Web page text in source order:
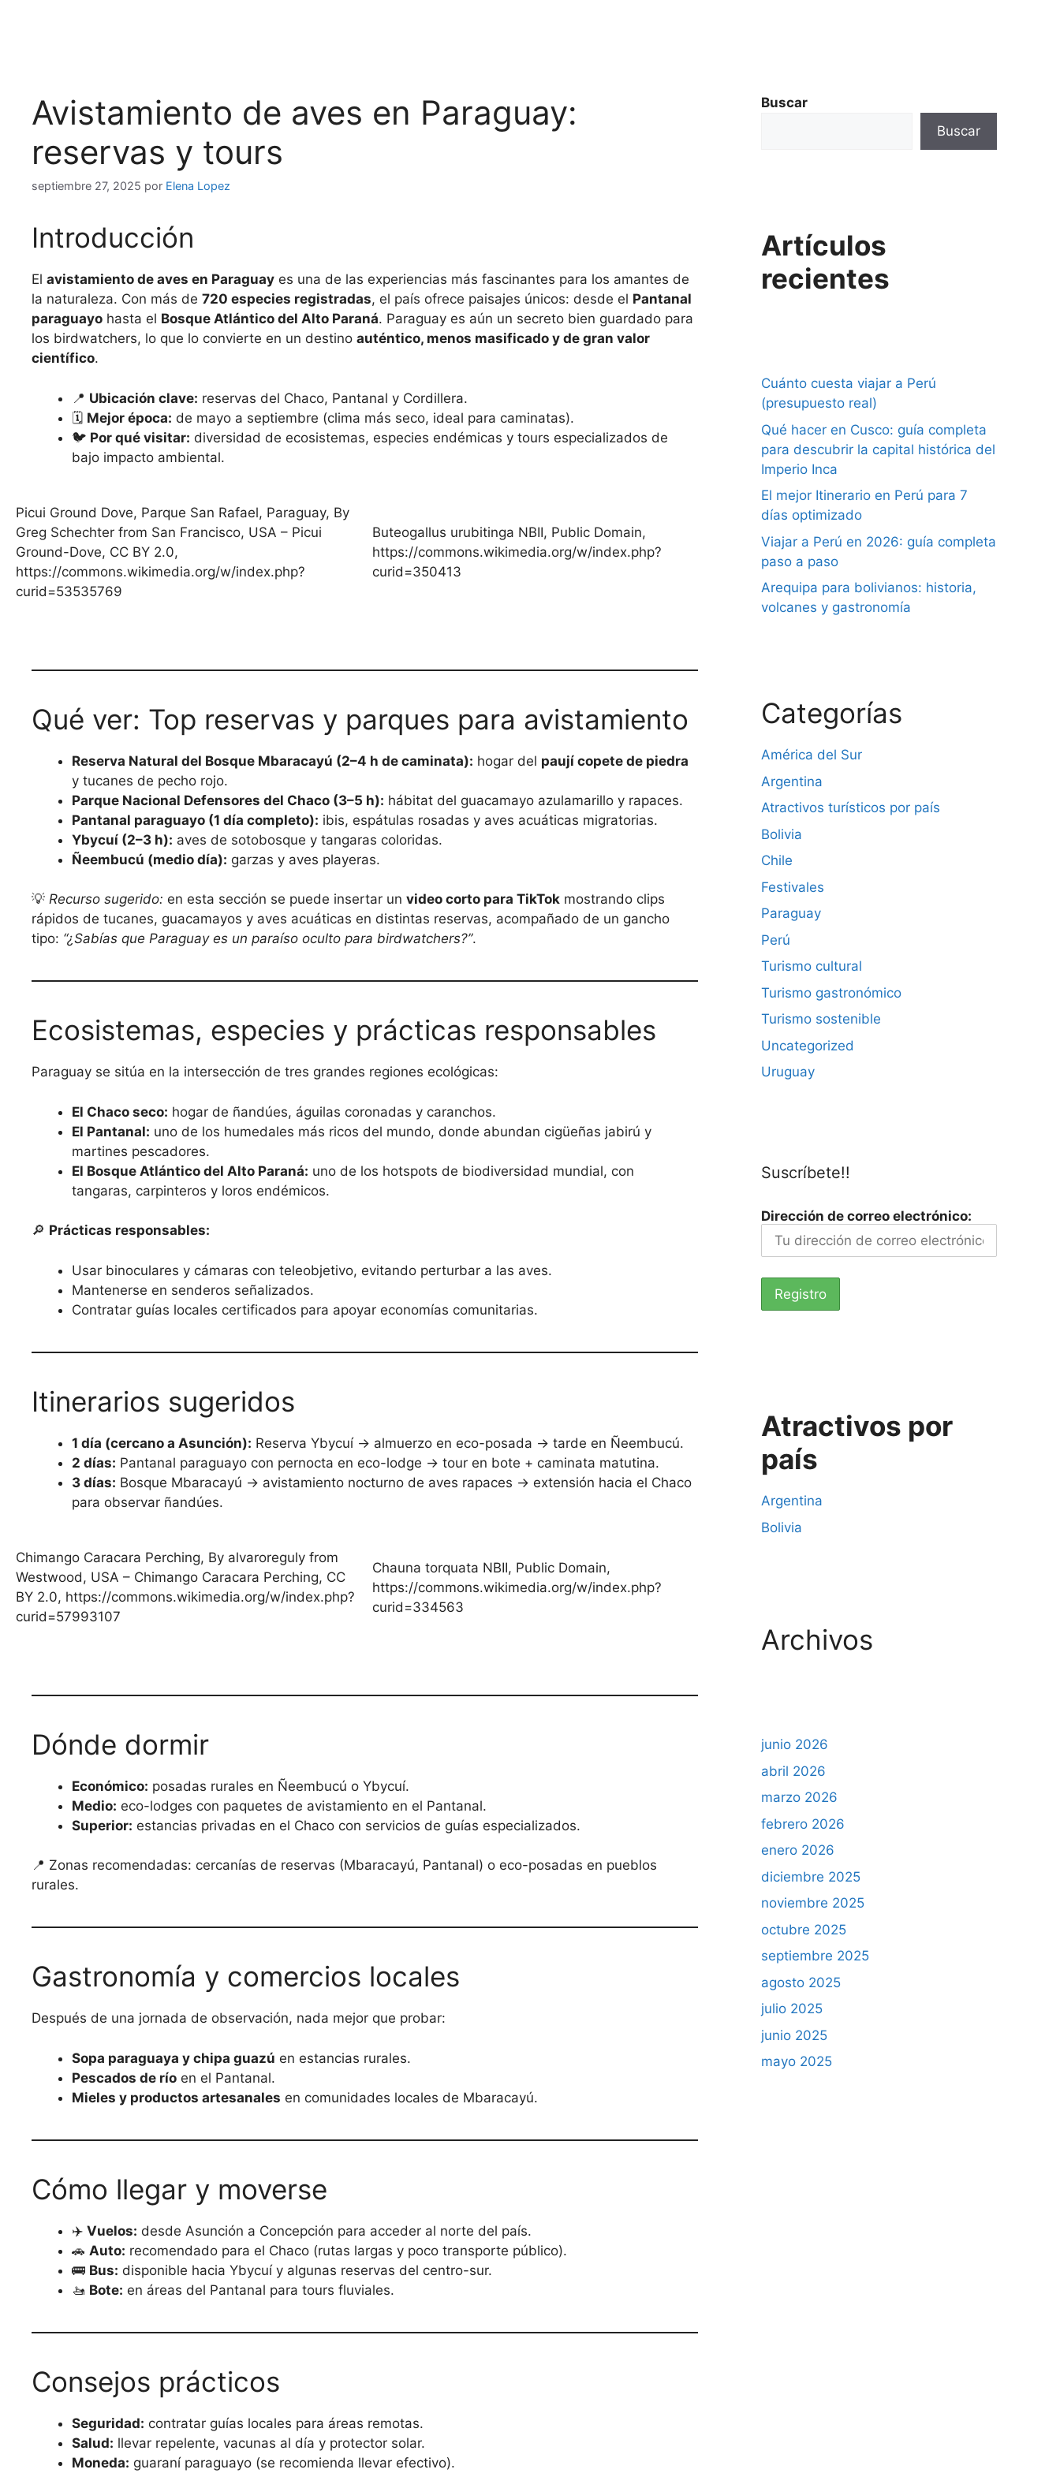
Avistamiento de aves en Paraguay:
reservas y tours
septiembre 27, 2025 por Elena Lopez
Introducción
El avistamiento de aves en Paraguay es una de las experiencias más fascinantes para los amantes de
la naturaleza. Con más de 720 especies registradas, el país ofrece paisajes únicos: desde el Pantanal
paraguayo hasta el Bosque Atlántico del Alto Paraná. Paraguay es aún un secreto bien guardado para
los birdwatchers, lo que lo convierte en un destino auténtico, menos masificado y de gran valor
científico.
📍 Ubicación clave: reservas del Chaco, Pantanal y Cordillera.
🗓️ Mejor época: de mayo a septiembre (clima más seco, ideal para caminatas).
🐦 Por qué visitar: diversidad de ecosistemas, especies endémicas y tours especializados de
bajo impacto ambiental.
Picui Ground Dove, Parque San Rafael, Paraguay, By
Greg Schechter from San Francisco, USA – Picui
Ground-Dove, CC BY 2.0,
https://commons.wikimedia.org/w/index.php?
curid=53535769
Buteogallus urubitinga NBII, Public Domain,
https://commons.wikimedia.org/w/index.php?
curid=350413
Qué ver: Top reservas y parques para avistamiento
Reserva Natural del Bosque Mbaracayú (2–4 h de caminata): hogar del paují copete de piedra
y tucanes de pecho rojo.
Parque Nacional Defensores del Chaco (3–5 h): hábitat del guacamayo azulamarillo y rapaces.
Pantanal paraguayo (1 día completo): ibis, espátulas rosadas y aves acuáticas migratorias.
Ybycuí (2–3 h): aves de sotobosque y tangaras coloridas.
Ñeembucú (medio día): garzas y aves playeras.
💡 Recurso sugerido: en esta sección se puede insertar un video corto para TikTok mostrando clips
rápidos de tucanes, guacamayos y aves acuáticas en distintas reservas, acompañado de un gancho
tipo: “¿Sabías que Paraguay es un paraíso oculto para birdwatchers?”.
Ecosistemas, especies y prácticas responsables
Paraguay se sitúa en la intersección de tres grandes regiones ecológicas:
El Chaco seco: hogar de ñandúes, águilas coronadas y caranchos.
El Pantanal: uno de los humedales más ricos del mundo, donde abundan cigüeñas jabirú y
martines pescadores.
El Bosque Atlántico del Alto Paraná: uno de los hotspots de biodiversidad mundial, con
tangaras, carpinteros y loros endémicos.
🔎 Prácticas responsables:
Usar binoculares y cámaras con teleobjetivo, evitando perturbar a las aves.
Mantenerse en senderos señalizados.
Contratar guías locales certificados para apoyar economías comunitarias.
Itinerarios sugeridos
1 día (cercano a Asunción): Reserva Ybycuí → almuerzo en eco-posada → tarde en Ñeembucú.
2 días: Pantanal paraguayo con pernocta en eco-lodge → tour en bote + caminata matutina.
3 días: Bosque Mbaracayú → avistamiento nocturno de aves rapaces → extensión hacia el Chaco
para observar ñandúes.
Chimango Caracara Perching, By alvaroreguly from
Westwood, USA – Chimango Caracara Perching, CC
BY 2.0, https://commons.wikimedia.org/w/index.php?
curid=57993107
Chauna torquata NBII, Public Domain,
https://commons.wikimedia.org/w/index.php?
curid=334563
Dónde dormir
Económico: posadas rurales en Ñeembucú o Ybycuí.
Medio: eco-lodges con paquetes de avistamiento en el Pantanal.
Superior: estancias privadas en el Chaco con servicios de guías especializados.
📍 Zonas recomendadas: cercanías de reservas (Mbaracayú, Pantanal) o eco-posadas en pueblos
rurales.
Gastronomía y comercios locales
Después de una jornada de observación, nada mejor que probar:
Sopa paraguaya y chipa guazú en estancias rurales.
Pescados de río en el Pantanal.
Mieles y productos artesanales en comunidades locales de Mbaracayú.
Cómo llegar y moverse
✈️ Vuelos: desde Asunción a Concepción para acceder al norte del país.
🚗 Auto: recomendado para el Chaco (rutas largas y poco transporte público).
🚌 Bus: disponible hacia Ybycuí y algunas reservas del centro-sur.
🚤 Bote: en áreas del Pantanal para tours fluviales.
Consejos prácticos
Seguridad: contratar guías locales para áreas remotas.
Salud: llevar repelente, vacunas al día y protector solar.
Moneda: guaraní paraguayo (se recomienda llevar efectivo).
Buscar
Buscar
Artículos
recientes
Cuánto cuesta viajar a Perú
(presupuesto real)
Qué hacer en Cusco: guía completa
para descubrir la capital histórica del
Imperio Inca
El mejor Itinerario en Perú para 7
días optimizado
Viajar a Perú en 2026: guía completa
paso a paso
Arequipa para bolivianos: historia,
volcanes y gastronomía
Categorías
América del Sur
Argentina
Atractivos turísticos por país
Bolivia
Chile
Festivales
Paraguay
Perú
Turismo cultural
Turismo gastronómico
Turismo sostenible
Uncategorized
Uruguay
Suscríbete!!
Dirección de correo electrónico:
Atractivos por
país
Argentina
Bolivia
Archivos
junio 2026
abril 2026
marzo 2026
febrero 2026
enero 2026
diciembre 2025
noviembre 2025
octubre 2025
septiembre 2025
agosto 2025
julio 2025
junio 2025
mayo 2025